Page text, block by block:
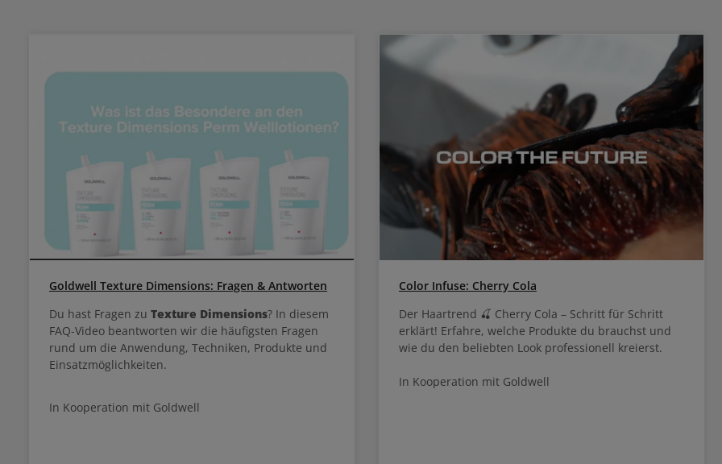
Goldwell Texture Dimensions: Fragen & Antworten
Du hast Fragen zu Texture Dimensions? In diesem
FAQ-Video beantworten wir die häufigsten Fragen
rund um die Anwendung, Techniken, Produkte und
Einsatzmöglichkeiten.
In Kooperation mit Goldwell
Color Infuse: Cherry Cola
Der Haartrend 🍒 Cherry Cola – Schritt für Schritt
erklärt! Erfahre, welche Produkte du brauchst und
wie du den beliebten Look professionell kreierst.
In Kooperation mit Goldwell